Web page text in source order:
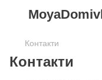
Контакти
Контакти